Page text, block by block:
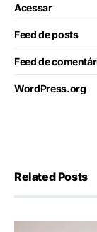
Acessar
Feed de posts
Feed de
WordPress.org
Related Posts